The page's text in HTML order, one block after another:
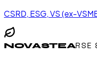
CSRD, ESG, VS (ex-
NOVASTEARSE